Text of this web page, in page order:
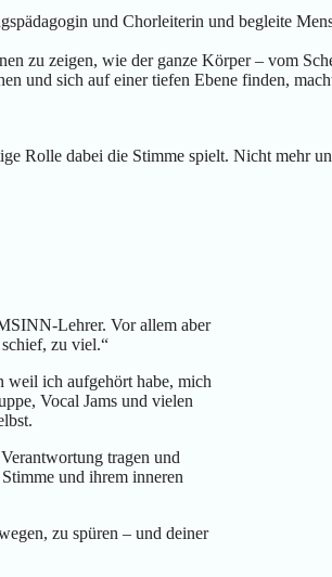
und Chorleiterin und begleite
zu zeigen, wie der ganze Körper – vom
und sich auf einer tiefen Ebene finden,
Rolle dabei die Stimme spielt. Nicht mehr
Lehrer. Vor allem aber
zu viel.“
weil ich aufgehört habe, mich
Vocal Jams und vielen
tragen und
und ihrem inneren
zu spüren – und deiner